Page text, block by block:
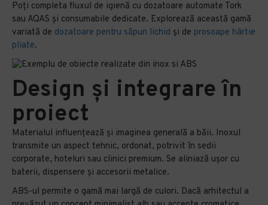
Poți completa fluxul de igienă cu dozatoare automate Tork
sau AQAS și consumabile dedicate. Explorează această gamă
variată de dozatoare pentru săpun lichid și de prosoape hârtie
pliate.
Design și integrare în
proiect
Materialul influențează și imaginea generală a băii. Inoxul
transmite un aspect tehnic, ordonat, potrivit în sedii
corporate, hoteluri sau clinici premium. Se aliniază ușor cu
baterii, dispensere și accesorii metalice.
ABS-ul permite o gamă mai largă de culori. Dacă arhitectul a